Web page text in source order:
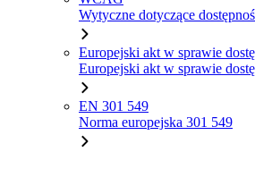
Wytyczne dotyczące
Europejski akt w sprawie
Europejski akt w sprawie
EN 301 549
Norma europejska 301 549